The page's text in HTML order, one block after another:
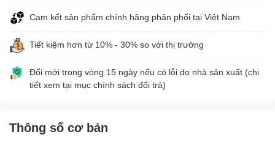
Cam kết sản phẩm chính hãng phân phối tại Việt Nam
Tiết kiệm hơn từ 10% - 30% so với thị trường
Đổi mới trong vòng 15 ngày nếu có lỗi do nhà sản xuất (chi
tiết xem tại mục chính sách đổi trả)
Thông số cơ bản